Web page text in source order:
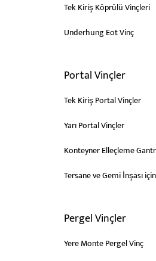
Tek Kiriş Köprülü Vinçleri
Underhung Eot Vinç
Portal Vinçler
Tek Kiriş Portal Vinçler
Yarı Portal Vinçler
Konteyner Elleçleme
Tersane ve Gemi İnşası
Pergel Vinçler
Yere Monte Pergel Vinç